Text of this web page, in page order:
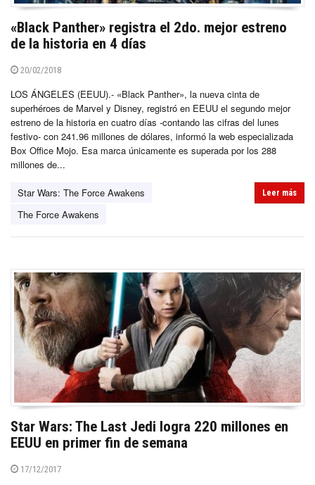
«Black Panther» registra el 2do. mejor estreno
de la historia en 4 días
20/02/2018
LOS ÁNGELES (EEUU).- «Black Panther», la nueva cinta de
superhéroes de Marvel y Disney, registró en EEUU el segundo mejor
estreno de la historia en cuatro días -contando las cifras del lunes
festivo- con 241.96 millones de dólares, informó la web especializada
Box Office Mojo. Esa marca únicamente es superada por los 288
millones de...
Star Wars: The Force Awakens
The Force Awakens
Leer más
Star Wars: The Last Jedi logra 220 millones en
EEUU en primer fin de semana
17/12/2017